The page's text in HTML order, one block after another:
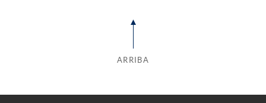
ARRIBA